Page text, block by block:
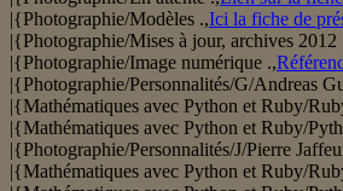
|{Photographie/Modèles .,Ici la fiche de
|{Photographie/Mises à jour, archives 2012
|{Photographie/Image numérique .,
|{Photographie/Personnalités/G/Andreas
|{Mathématiques avec Python et Ruby/
|{Mathématiques avec Python et Ruby/
|{Photographie/Personnalités/J/Pierre
|{Mathématiques avec Python et Ruby/